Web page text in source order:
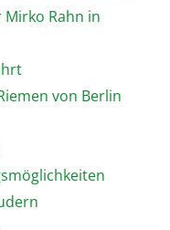
Mirko Rahn in
von Berlin